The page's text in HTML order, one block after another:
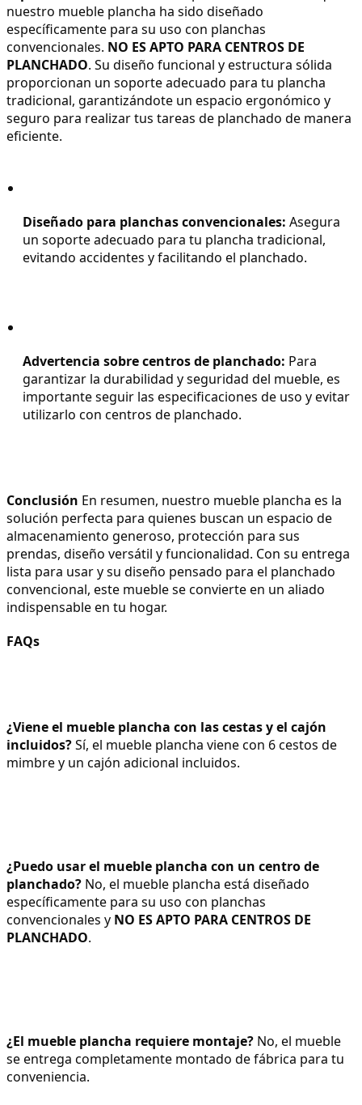
nuestro mueble plancha ha sido diseñado
específicamente para su uso con planchas
convencionales. NO ES APTO PARA CENTROS DE
PLANCHADO. Su diseño funcional y estructura sólida
proporcionan un soporte adecuado para tu plancha
tradicional, garantizándote un espacio ergonómico y
seguro para realizar tus tareas de planchado de manera
eficiente.
Diseñado para planchas convencionales: Asegura
un soporte adecuado para tu plancha tradicional,
evitando accidentes y facilitando el planchado.
Advertencia sobre centros de planchado: Para
garantizar la durabilidad y seguridad del mueble, es
importante seguir las especificaciones de uso y evitar
utilizarlo con centros de planchado.
Conclusión En resumen, nuestro mueble plancha es la
solución perfecta para quienes buscan un espacio de
almacenamiento generoso, protección para sus
prendas, diseño versátil y funcionalidad. Con su entrega
lista para usar y su diseño pensado para el planchado
convencional, este mueble se convierte en un aliado
indispensable en tu hogar.
FAQs
¿Viene el mueble plancha con las cestas y el cajón
incluidos? Sí, el mueble plancha viene con 6 cestos de
mimbre y un cajón adicional incluidos.
¿Puedo usar el mueble plancha con un centro de
planchado? No, el mueble plancha está diseñado
específicamente para su uso con planchas
convencionales y NO ES APTO PARA CENTROS DE
PLANCHADO.
¿El mueble plancha requiere montaje? No, el mueble
se entrega completamente montado de fábrica para tu
conveniencia.